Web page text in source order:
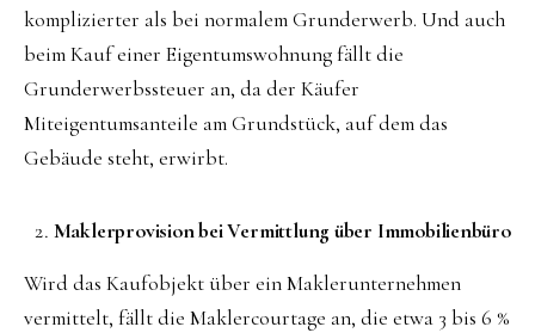
komplizierter als bei normalem Grunderwerb. Und auch
beim Kauf einer Eigentumswohnung fällt die
Grunderwerbssteuer an, da der Käufer
Miteigentumsanteile am Grundstück, auf dem das
Gebäude steht, erwirbt.
Maklerprovision bei Vermittlung über Immobilienbüro
Wird das Kaufobjekt über ein Maklerunternehmen
vermittelt, fällt die Maklercourtage an, die etwa 3 bis 6 %